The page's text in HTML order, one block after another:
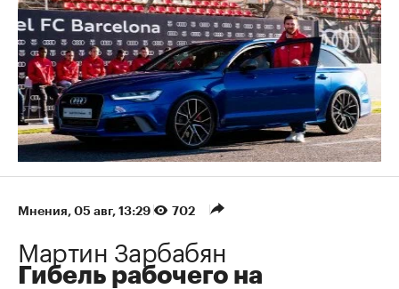
Мнения⁠, 05 авг, 13:29 702
Мартин Зарбабян
Гибель рабочего на